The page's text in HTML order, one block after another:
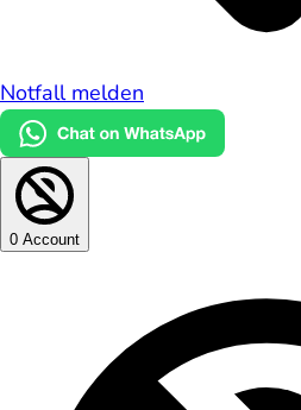
Notfall melden
0 Account